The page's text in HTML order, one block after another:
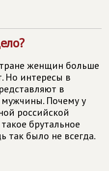
женщин больше
Но интересы в
в
Почему у
российской
брутальное
так было не всегда.